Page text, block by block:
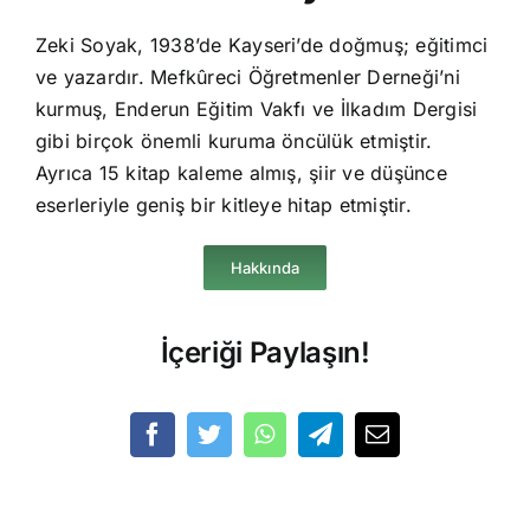
Zeki Soyak, 1938’de Kayseri’de doğmuş; eğitimci
ve yazardır. Mefkûreci Öğretmenler Derneği’ni
kurmuş, Enderun Eğitim Vakfı ve İlkadım Dergisi
gibi birçok önemli kuruma öncülük etmiştir.
Ayrıca 15 kitap kaleme almış, şiir ve düşünce
eserleriyle geniş bir kitleye hitap etmiştir.
Hakkında
İçeriği Paylaşın!